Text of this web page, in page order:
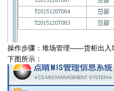
操作步骤：堆场管理——货柜出
下图所示：